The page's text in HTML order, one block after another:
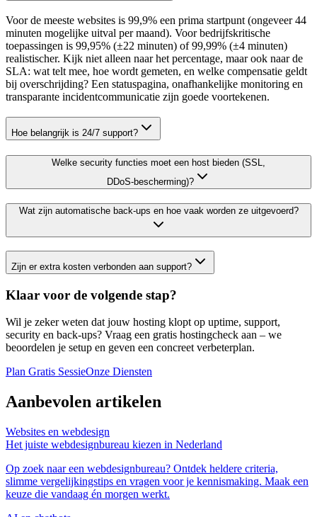
Voor de meeste websites is 99,9% een prima startpunt (ongeveer 44
minuten mogelijke uitval per maand). Voor bedrijfskritische
toepassingen is 99,95% (±22 minuten) of 99,99% (±4 minuten)
realistischer. Kijk niet alleen naar het percentage, maar ook naar de
SLA: wat telt mee, hoe wordt gemeten, en welke compensatie geldt
bij overschrijding? Een statuspagina, onafhankelijke monitoring en
transparante incidentcommunicatie zijn goede voortekenen.
Hoe belangrijk is 24/7 support?
Welke security functies moet een host bieden (SSL,
DDoS‑bescherming)?
Wat zijn automatische back‑ups en hoe vaak worden ze uitgevoerd?
Zijn er extra kosten verbonden aan support?
Klaar voor de volgende stap?
Wil je zeker weten dat jouw hosting klopt op uptime, support,
security en back‑ups? Vraag een gratis hostingcheck aan – we
beoordelen je setup en geven een concreet verbeterplan.
Plan Gratis SessieOnze Diensten
Aanbevolen artikelen
Websites en webdesign
Het juiste webdesignbureau kiezen in Nederland
Op zoek naar een webdesignbureau? Ontdek heldere criteria,
slimme vergelijkingstips en vragen voor je kennismaking. Maak een
keuze die vandaag én morgen werkt.